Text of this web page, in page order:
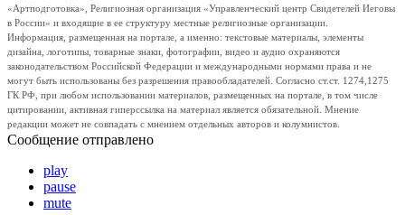
«Артподготовка», Религиозная организация «Управленческий центр Свидетелей Иеговы
в России» и входящие в ее структуру местные религиозные организации.
Информация, размещенная на портале, а именно: текстовые материалы, элементы
дизайна, логотипы, товарные знаки, фотографии, видео и аудио охраняются
законодательством Российской Федерации и международными нормами права и не
могут быть использованы без разрешения правообладателей. Согласно ст.ст. 1274,1275
ГК РФ, при любом использовании материалов, размещенных на портале, в том числе
цитировании, активная гиперссылка на материал является обязательной. Мнение
редакции может не совпадать с мнением отдельных авторов и колумнистов.
Сообщение отправлено
play
pause
mute